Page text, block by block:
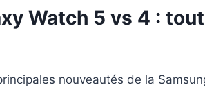
Watch 5 vs 4 :
nouveautés de la